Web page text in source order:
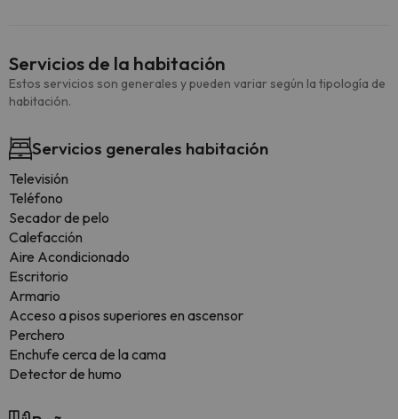
Servicios de la habitación
Estos servicios son generales y pueden variar según la tipología de
habitación.
Servicios generales habitación
Televisión
Teléfono
Secador de pelo
Calefacción
Aire Acondicionado
Escritorio
Armario
Acceso a pisos superiores en ascensor
Perchero
Enchufe cerca de la cama
Detector de humo